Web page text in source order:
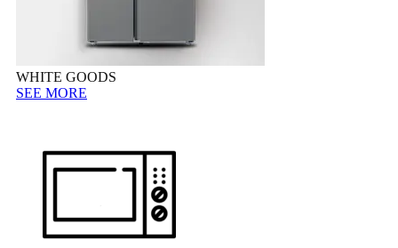
WHITE GOODS
SEE MORE